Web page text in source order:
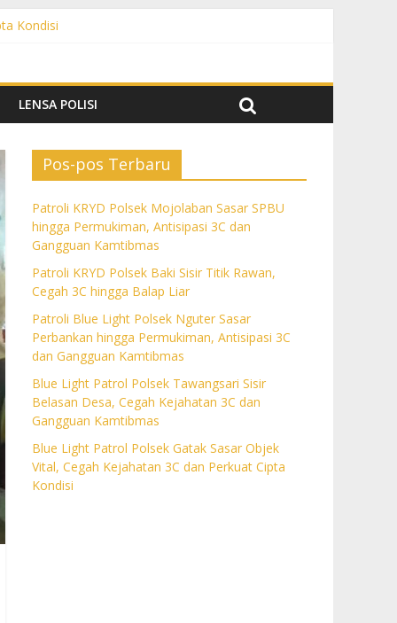
Kondisi
Gangguan Kamtibmas
Kamtibmas
LENSA POLISI
Pos-pos Terbaru
Patroli KRYD Polsek Mojolaban Sasar SPBU
hingga Permukiman, Antisipasi 3C dan
Gangguan Kamtibmas
Patroli KRYD Polsek Baki Sisir Titik Rawan,
Cegah 3C hingga Balap Liar
Patroli Blue Light Polsek Nguter Sasar
Perbankan hingga Permukiman, Antisipasi 3C
dan Gangguan Kamtibmas
Blue Light Patrol Polsek Tawangsari Sisir
Belasan Desa, Cegah Kejahatan 3C dan
Gangguan Kamtibmas
Blue Light Patrol Polsek Gatak Sasar Objek
Vital, Cegah Kejahatan 3C dan Perkuat Cipta
Kondisi